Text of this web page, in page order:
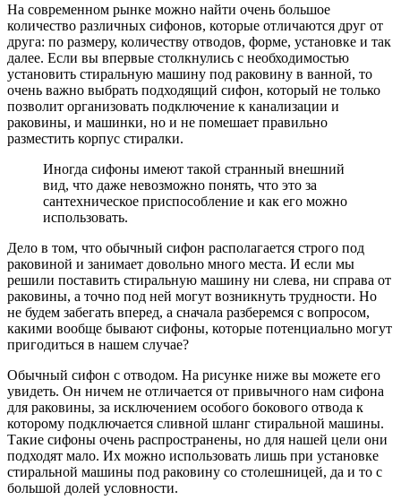
На современном рынке можно найти очень большое
количество различных сифонов, которые отличаются друг от
друга: по размеру, количеству отводов, форме, установке и так
далее. Если вы впервые столкнулись с необходимостью
установить стиральную машину под раковину в ванной, то
очень важно выбрать подходящий сифон, который не только
позволит организовать подключение к канализации и
раковины, и машинки, но и не помешает правильно
разместить корпус стиралки.
Иногда сифоны имеют такой странный внешний
вид, что даже невозможно понять, что это за
сантехническое приспособление и как его можно
использовать.
Дело в том, что обычный сифон располагается строго под
раковиной и занимает довольно много места. И если мы
решили поставить стиральную машину ни слева, ни справа от
раковины, а точно под ней могут возникнуть трудности. Но
не будем забегать вперед, а сначала разберемся с вопросом,
какими вообще бывают сифоны, которые потенциально могут
пригодиться в нашем случае?
Обычный сифон с отводом. На рисунке ниже вы можете его
увидеть. Он ничем не отличается от привычного нам сифона
для раковины, за исключением особого бокового отвода к
которому подключается сливной шланг стиральной машины.
Такие сифоны очень распространены, но для нашей цели они
подходят мало. Их можно использовать лишь при установке
стиральной машины под раковину со столешницей, да и то с
большой долей условности.